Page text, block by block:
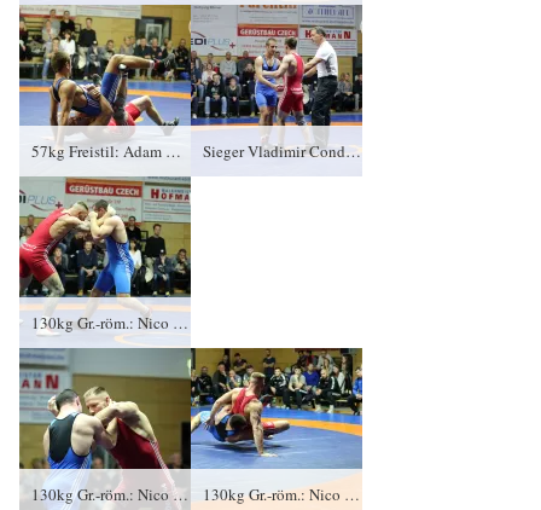
57kg Freistil: Adam Bienkowski, KFC Leipzig gegen Vladimir Condreanu (blaues Trikot), RSV Rotation Greiz 0:2/PS/6:12/06:00 Sieger Vladimir Condreanu (blaues Trikot), RSV Rotation Greiz, Adam Bienkowski, KFC Leipzig und Kampfrichter Mario Schmidt
130kg Gr.-röm.: Nico Graf, KFC Leipzig gegen Lukasz Konera (blaues Trikot), RSV Rotation Greiz 0:4/TÜ/0:16/02:07
130kg Gr.-röm.: Nico Graf, KFC Leipzig gegen Lukasz Konera (blaues Trikot), RSV Rotation Greiz 0:4/TÜ/0:16/02:07 130kg Gr.-röm.: Nico Graf, KFC Leipzig gegen Lukasz Konera (blaues Trikot), RSV Rotation Greiz 0:4/TÜ/0:16/02:07